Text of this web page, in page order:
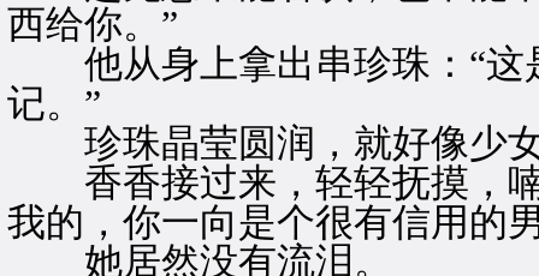
西给你。”
他从身上拿出串珍珠：“这
记。”
珍珠晶莹圆润，就好像少女
香香接过来，轻轻抚摸，喃
我的，你一向是个很有信用的
她居然没有流泪。